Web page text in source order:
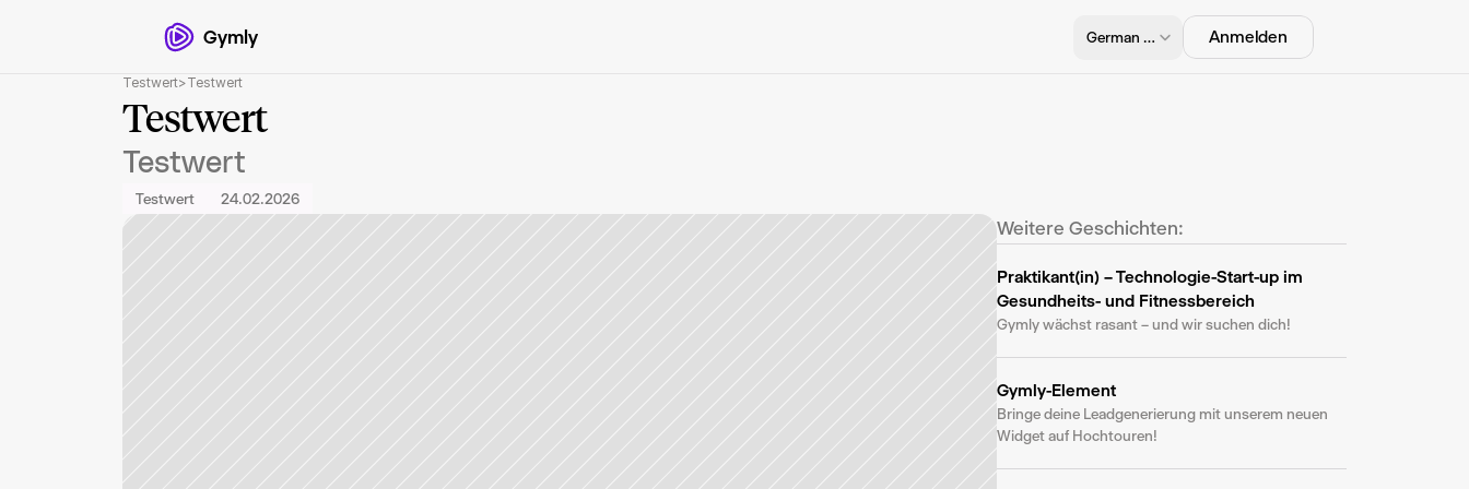
Gymly German (Germany) Anmelden
Testwert>Testwert
Testwert
Testwert
Testwert 24.02.2026
Weitere Geschichten:
Praktikant(in) – Technologie-Start-up im
Gesundheits- und Fitnessbereich
Gymly wächst rasant – und wir suchen dich!
Gymly-Element
Bringe deine Leadgenerierung mit unserem neuen
Widget auf Hochtouren!